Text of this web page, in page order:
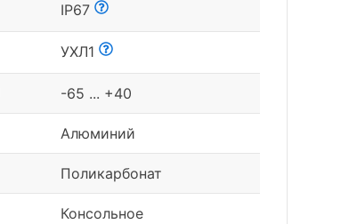
IP67
УХЛ1
-65 ... +40
Алюминий
Поликарбонат
Консольное